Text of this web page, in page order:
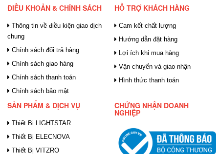
ĐIỀU KHOẢN & CHÍNH SÁCH
Thông tin về điều kiện giao dịch
chung
Chính sách đổi trả hàng
Chính sách giao hàng
Chính sách thanh toán
Chính sách bảo mật
HỖ TRỢ KHÁCH HÀNG
Cam kết chất lượng
Hướng dẫn đặt hàng
Lợi ích khi mua hàng
Vận chuyển và giao nhận
Hình thức thanh toán
SẢN PHẨM & DỊCH VỤ
Thiết Bị LIGHTSTAR
Thiết Bị ELECNOVA
Thiết Bị VITZRO
CHỨNG NHẬN DOANH
NGHIỆP